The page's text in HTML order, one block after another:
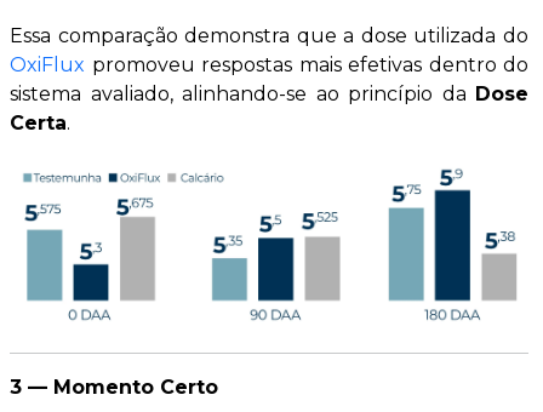
Essa comparação demonstra que a dose utilizada do
OxiFlux promoveu respostas mais efetivas dentro do
sistema avaliado, alinhando-se ao princípio da Dose
Certa.
3 — Momento Certo